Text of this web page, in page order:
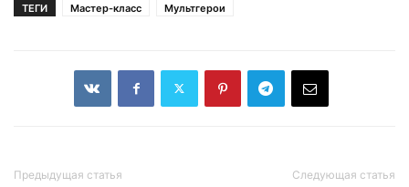
ТЕГИ Мастер-класс Мультгерои
Предыдущая статья Следующая статья